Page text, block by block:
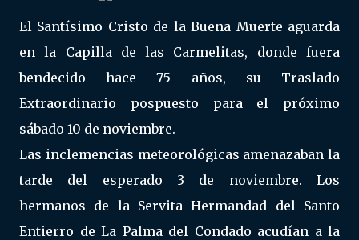
El Santísimo Cristo de la Buena Muerte aguarda
en la Capilla de las Carmelitas, donde fuera
bendecido hace 75 años, su Traslado
Extraordinario pospuesto para el próximo
sábado 10 de noviembre.
Las inclemencias meteorológicas amenazaban la
tarde del esperado 3 de noviembre. Los
hermanos de la Servita Hermandad del Santo
Entierro de La Palma del Condado acudían a la